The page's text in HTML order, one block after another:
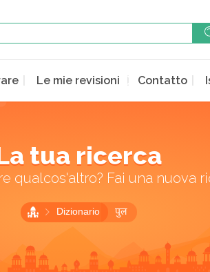
Le mie revisioni Contatto
tua ricerca
qualcos'altro? Fai una nuova
Dizionario पुल